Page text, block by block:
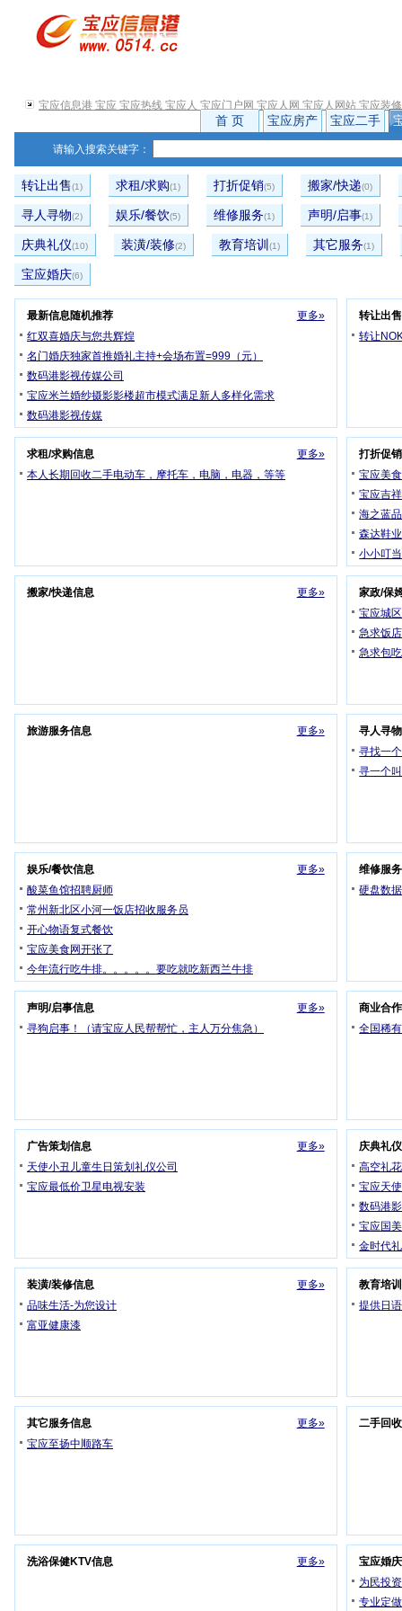
宝应信息港 宝应 宝应热线 宝应人 宝应门户网 宝应人网 宝应人网站 宝应装
首 页 宝应房产 宝应二手
请输入搜索关键字：
转让出售(1) 求租/求购(1) 打折促销(5) 搬家/快递(0)
寻人寻物(2) 娱乐/餐饮(5) 维修服务(1) 声明/启事(1)
庆典礼仪(10) 装潢/装修(2) 教育培训 (1) 其它服务(1)
宝应婚庆(6)
更多»
最新信息随机推荐
红双喜婚庆与您共辉煌
名门婚庆独家首推婚礼主持+会场布置=999（元）
数码港影视传媒公司
宝应米兰婚纱摄影影楼超市模式满足新人多样化需求
数码港影视传媒
转让出
转让
更多»
求租/求购信息
本人长期回收二手电动车，摩托车，电脑，电器，等等
打折促
宝应美
宝应吉
海之蓝
森达鞋
小小叮
更多»
搬家/快递信息
家政/保
宝应城
急求饭
急求包
更多»
旅游服务信息
寻人寻
寻找一
寻一个
更多»
娱乐/餐饮信息
酸菜鱼馆招聘厨师
常州新北区小河一饭店招收服务员
开心物语复式餐饮
宝应美食网开张了
今年流行吃牛排。。。。。要吃就吃新西兰牛排
维修服
硬盘数
更多»
声明/启事信息
寻狗启事！（请宝应人民帮帮忙，主人万分焦急）
商业合
全国稀
更多»
广告策划信息
天使小丑儿童生日策划礼仪公司
宝应最低价卫星电视安装
庆典礼
高空礼
宝应天
数码港
宝应国
金时代
更多»
装潢/装修信息
品味生活-为您设计
富亚健康漆
教育培
提供日
更多»
其它服务信息
宝应至扬中顺路车
二手回
更多»
洗浴保健KTV信息
宝应婚
为民投
专业定